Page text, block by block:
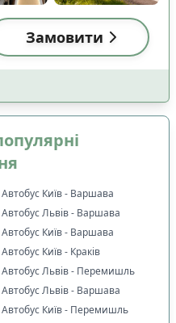
Замовити
Автобус Київ - Варшава
Автобус Львів - Варшава
Автобус Київ - Варшава
Автобус Київ - Краків
Автобус Львів - Перемишль
Автобус Львів - Варшава
Автобус Київ - Перемишль